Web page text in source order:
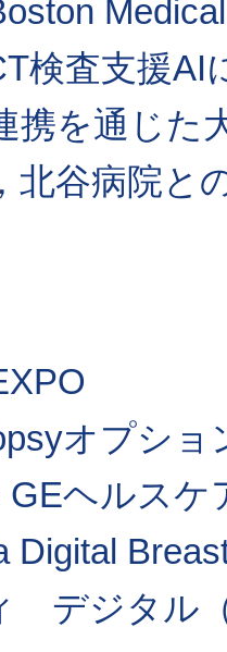
検査支援
携を通じた
北谷病院と
オプシ
GEヘルス
Digital
デジタル